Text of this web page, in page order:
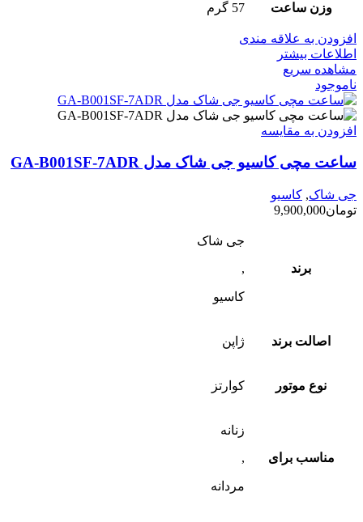
وزن ساعت 57 گرم
افزودن به علاقه مندی
اطلاعات بیشتر
مشاهده سریع
ناموجود
افزودن به مقایسه
ساعت مچی کاسیو جی شاک مدل GA-B001SF-7ADR
جی شاک, کاسیو
تومان9,900,000
برند
جی شاک
,
کاسیو
اصالت برند ژاپن
نوع موتور کوارتز
مناسب برای
زنانه
,
مردانه